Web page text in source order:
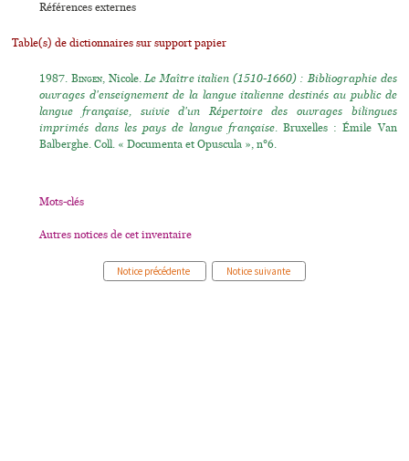
Références externes
Table(s) de dictionnaires sur support papier
1987.Bingen, Nicole.Le Maître italien (1510-1660) : Bibliographie des
ouvrages d'enseignement de la langue italienne destinés au public de
langue française, suivie d'un Répertoire des ouvrages bilingues
imprimés dans les pays de langue française. Bruxelles : Émile Van
Balberghe. Coll. « Documenta et Opuscula », n°6.
Mots-clés
Autres notices de cet inventaire
Notice précédente Notice suivante